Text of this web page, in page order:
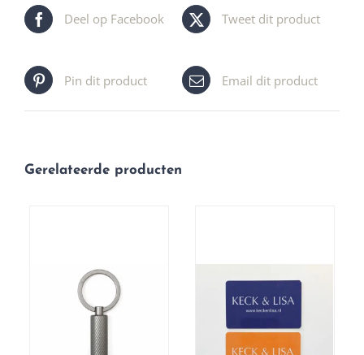
Deel op Facebook Tweet dit product
Pin dit product Email dit product
Gerelateerde producten